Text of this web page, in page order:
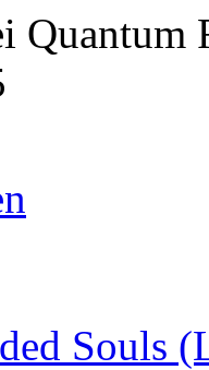
Quantum
Souls